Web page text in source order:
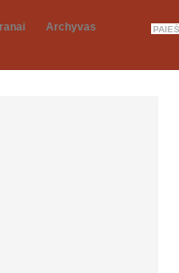
Archyvas